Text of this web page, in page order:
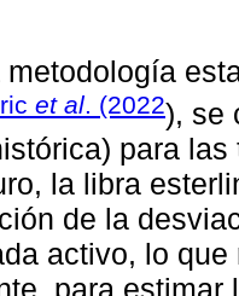
metodología
et al . (2022), se
para
la libra
de la
activo, lo
para